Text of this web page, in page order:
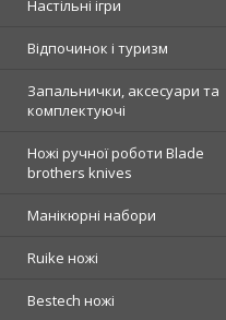
Настільні ігри
Відпочинок і туризм
Запальнички, аксесуари та
комплектуючі
Ножі ручної роботи Blade
brothers knives
Манікюрні набори
Ruike ножі
Bestech ножі